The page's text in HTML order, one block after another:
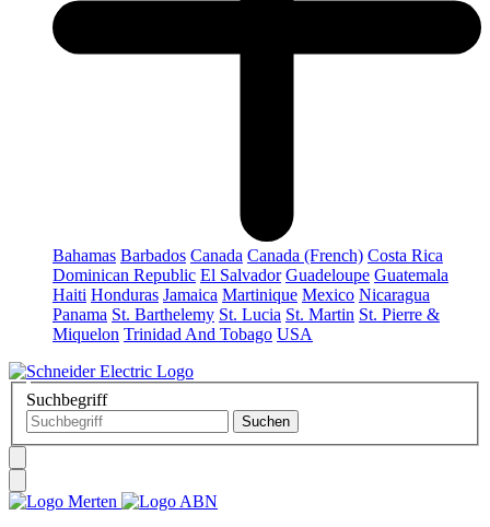
Bahamas Barbados Canada Canada (French) Costa Rica
Dominican Republic El Salvador Guadeloupe Guatemala
Haiti Honduras Jamaica Martinique Mexico Nicaragua
Panama St. Barthelemy St. Lucia St. Martin St. Pierre &
Miquelon Trinidad And Tobago USA
Suchbegriff